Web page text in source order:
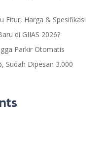
Fitur, Harga & Spesifikasi
di GIIAS 2026?
Parkir Otomatis
Sudah Dipesan 3.000